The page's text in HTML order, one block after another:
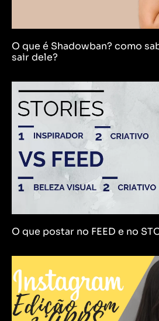
O que é Shadowban? como
sair dele?
O que postar no FEED e no